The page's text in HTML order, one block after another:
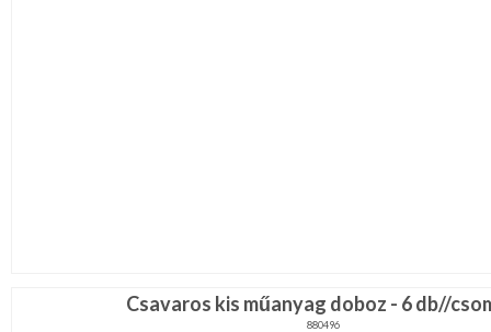
Csavaros kis műanyag doboz - 6 db//
880496